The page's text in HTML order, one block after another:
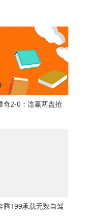
奇2-0：连赢两盘抢
腾T99承载无数自驾